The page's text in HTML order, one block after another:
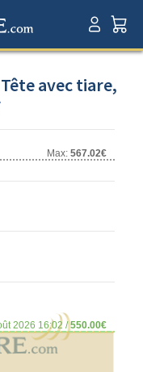
avec tiare,
Max: 567.02€
2026 16:02 /550.00€